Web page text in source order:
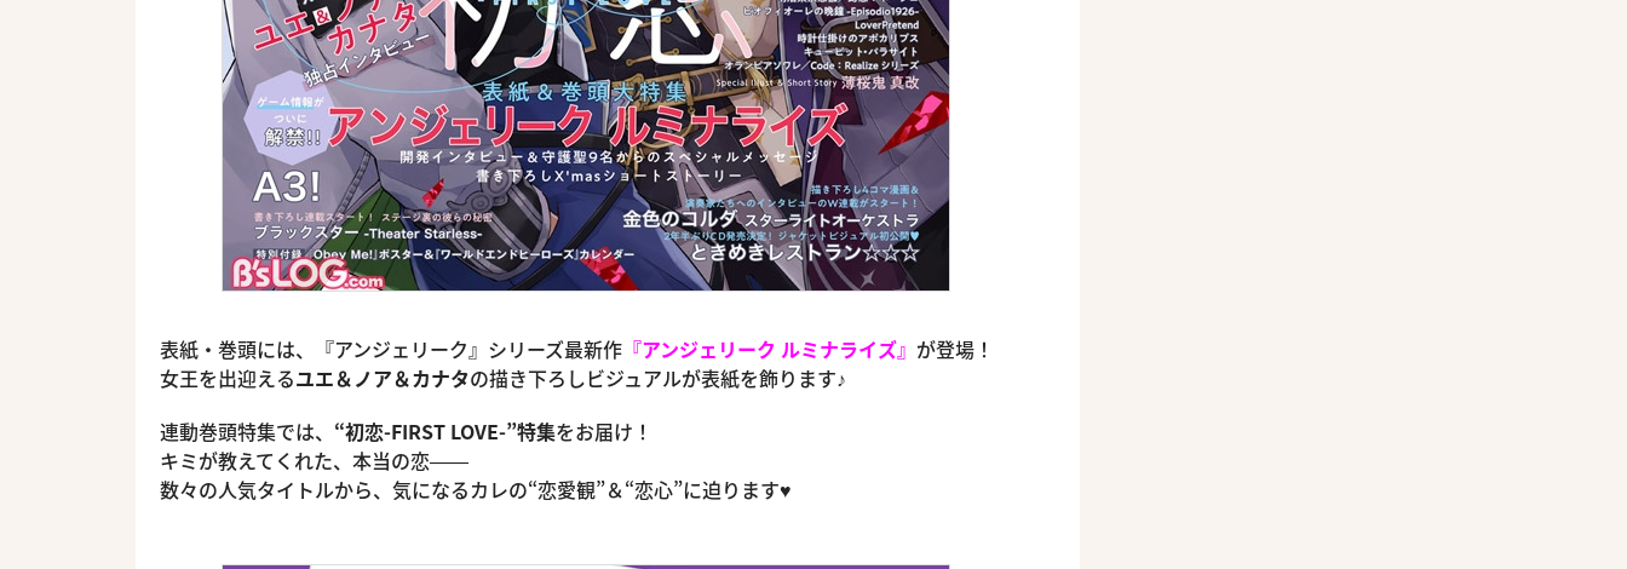
表紙・巻頭には、『アンジェリーク』シリーズ最新作 『アンジェリーク ルミナライズ』 が登場！
女王を出迎えるユエ＆ノア＆カナタの描き下ろしビジュアルが表紙を飾ります♪
連動巻頭特集では、 “初恋-FIRST LOVE-”特集をお届け！
キミが教えてくれた、本当の恋――
数々の人気タイトルから、気になるカレの“恋愛観”＆“恋心”に迫ります♥